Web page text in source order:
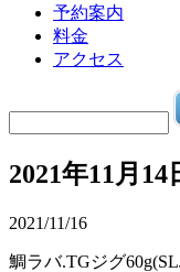
予約案内
料金
アクセス
2021年11月14
2021/11/16
鯛ラバ.TGジグ